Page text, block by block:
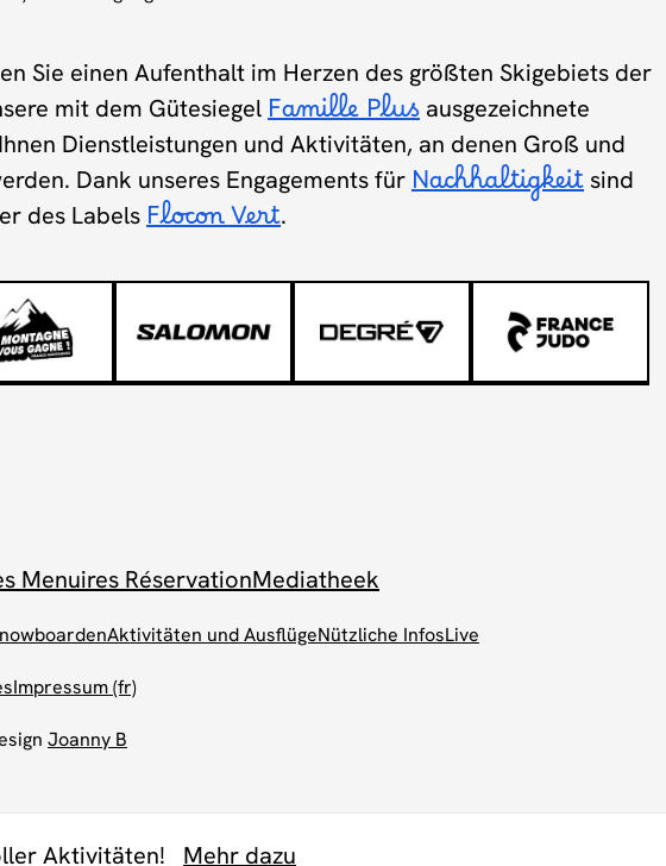
Sie einen Aufenthalt im Herzen des größten Skigebiets der
mit dem GütesiegelFamille Plus ausgezeichnete
Dienstleistungen und Aktivitäten, an denen Groß und
Dank unseres Engagements fürNachhaltigkeit sind
des LabelsFlocon Vert.
Menuires RéservationMediatheek
Aktivitäten und AusflügeNützliche InfosLive
Impressum (fr)
Joanny B
Aktivitäten! Mehr dazu